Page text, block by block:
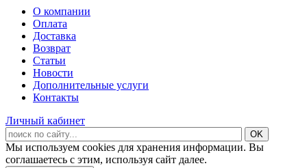
О компании
Оплата
Доставка
Возврат
Статьи
Новости
Дополнительные услуги
Контакты
Личный кабинет
Мы используем cookies для хранения информации. Вы
соглашаетесь с этим, используя сайт далее.